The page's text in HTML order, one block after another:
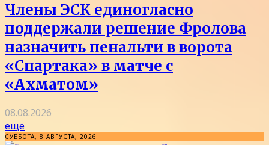
Члены ЭСК единогласно
поддержали решение Фролова
назначить пенальти в ворота
«Спартака» в матче с
«Ахматом»
08.08.2026
еще
СУББОТА, 8 АВГУСТА, 2026